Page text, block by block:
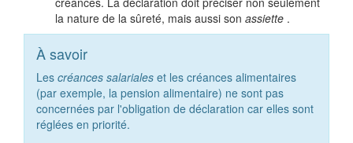
la nature de la sûreté, mais aussi son assiette .
À savoir
Les créances salariales et les créances alimentaires
(par exemple, la pension alimentaire) ne sont pas
concernées par l'obligation de déclaration car elles sont
réglées en priorité.